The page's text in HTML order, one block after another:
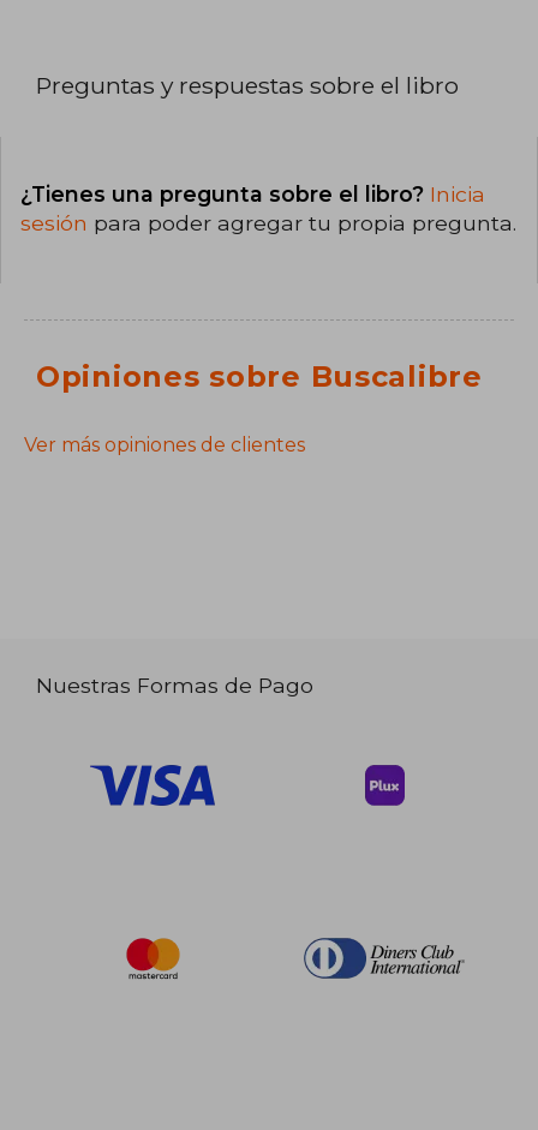
Preguntas y respuestas sobre el libro
¿Tienes una pregunta sobre el libro? Inicia
sesión para poder agregar tu propia pregunta.
Opiniones sobre Buscalibre
Ver más opiniones de clientes
Nuestras Formas de Pago